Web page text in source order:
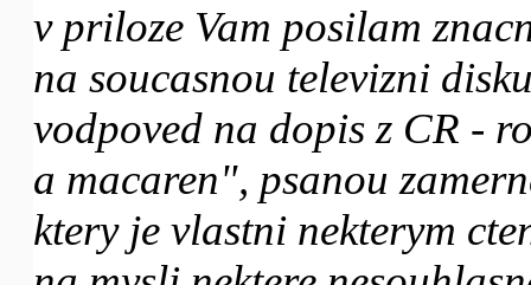
v priloze Vam posilam
na soucasnou televizni
vodpoved na dopis z CR -
a macaren", psanou
ktery je vlastni nekterym